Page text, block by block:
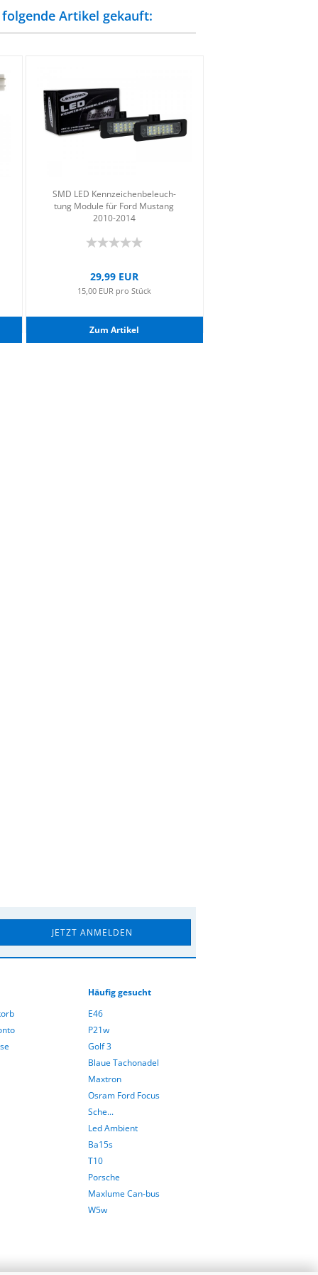
Artikel gekauft:
SMD LED Kenn­zei­chen­be­leuch­
tung Mo­du­le für Ford Mus­tang
2010-​2014
29,99 EUR
15,00 EUR pro Stück
Zum Ar­ti­kel
Häufig gesucht
E46
P21w
Golf 3
Blaue Tachonadel
Maxtron
Osram Ford Focus
Sche...
Led Ambient
Ba15s
T10
Porsche
Maxlume Can-bus
W5w